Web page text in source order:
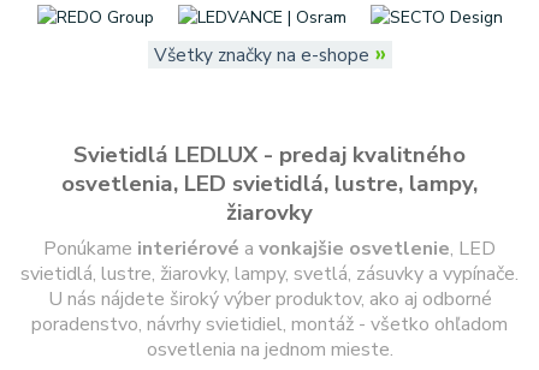
Všetky značky na e-shope »
Svietidlá LEDLUX - predaj kvalitného
osvetlenia, LED svietidlá, lustre, lampy,
žiarovky
Ponúkame interiérové a vonkajšie osvetlenie, LED
svietidlá, lustre, žiarovky, lampy, svetlá, zásuvky a vypínače.
U nás nájdete široký výber produktov, ako aj odborné
poradenstvo, návrhy svietidiel, montáž - všetko ohľadom
osvetlenia na jednom mieste.